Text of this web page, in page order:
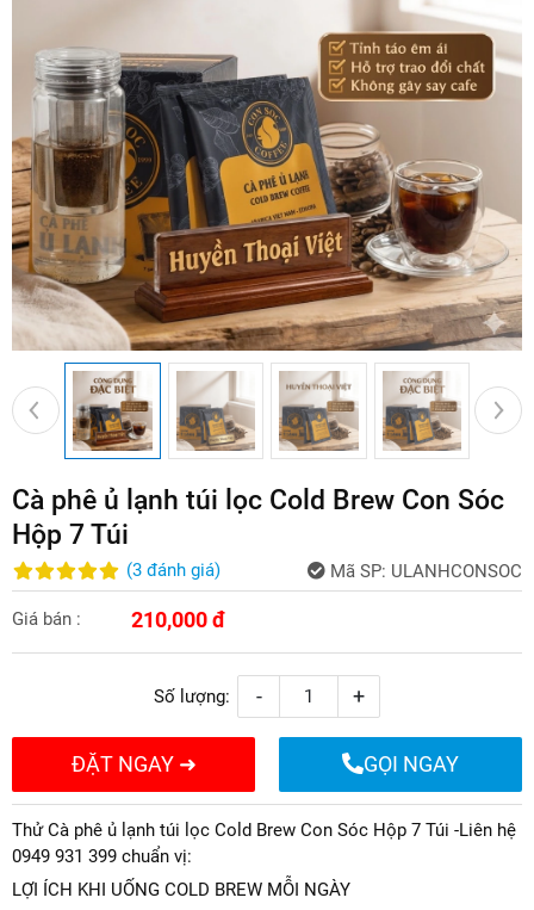
Cà phê ủ lạnh túi lọc Cold Brew Con Sóc
Hộp 7 Túi
(3 đánh giá) Mã SP: ULANHCONSOC
Giá bán : 210,000 đ
Số lượng: - +
ĐẶT NGAY ➜ GỌI NGAY
Thử Cà phê ủ lạnh túi lọc Cold Brew Con Sóc Hộp 7 Túi -Liên hệ
0949 931 399 chuẩn vị:
LỢI ÍCH KHI UỐNG COLD BREW MỖI NGÀY